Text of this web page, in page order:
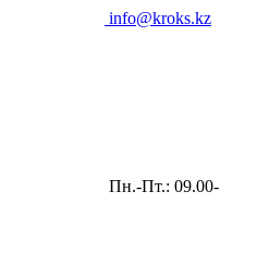
info@kroks.kz
Пн.-Пт.: 09.00-